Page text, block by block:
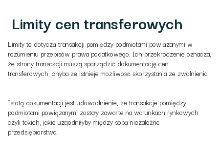
Limity cen transferowych
Limity te dotyczą transakcji pomiędzy podmiotami powiązanymi w
rozumieniu przepisów prawa podatkowego. Ich przekroczenie oznacza,
że strony transakcji muszą sporządzić dokumentację cen
transferowych, chyba że istnieje możliwość skorzystania ze zwolnienia.
Istotą dokumentacji jest udowodnienie, że transakcje pomiędzy
podmiotami powiązanymi zostały zawarte na warunkach rynkowych
czyli takich, jakie uzgodniłyby między sobą niezależne
przedsiębiorstwa.